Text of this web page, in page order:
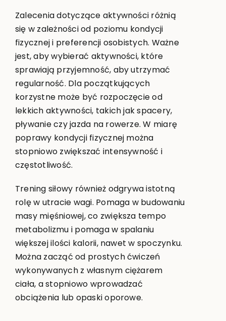
Zalecenia dotyczące aktywności różnią
się w zależności od poziomu kondycji
fizycznej i preferencji osobistych. Ważne
jest, aby wybierać aktywności, które
sprawiają przyjemność, aby utrzymać
regularność. Dla początkujących
korzystne może być rozpoczęcie od
lekkich aktywności, takich jak spacery,
pływanie czy jazda na rowerze. W miarę
poprawy kondycji fizycznej można
stopniowo zwiększać intensywność i
częstotliwość.
Trening siłowy również odgrywa istotną
rolę w utracie wagi. Pomaga w budowaniu
masy mięśniowej, co zwiększa tempo
metabolizmu i pomaga w spalaniu
większej ilości kalorii, nawet w spoczynku.
Można zacząć od prostych ćwiczeń
wykonywanych z własnym ciężarem
ciała, a stopniowo wprowadzać
obciążenia lub opaski oporowe.